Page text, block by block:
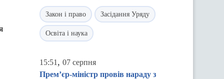
Закон і право Засідання Уряду
Освіта і наука
15:51 , 07 серпня
Прем’єр-міністр провів нараду з